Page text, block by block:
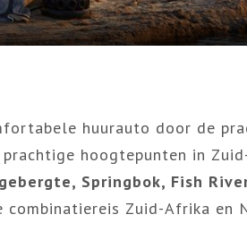
huurauto door de
hoogtepunten in
Springbok, Fish
combinatiereis Zuid-Afrika en